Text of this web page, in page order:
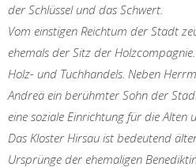
der Schlüssel und das Schwert.
Vom einstigen Reichtum der Stadt
ehemals der Sitz der
Holz- und Tuchhandels. Neben
Andreä ein berühmter Sohn der
eine soziale Einrichtung für die Alten
Das Kloster Hirsau ist bedeutend
Ursprünge der ehemaligen